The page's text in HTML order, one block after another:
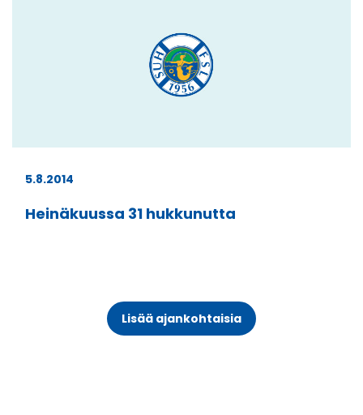
5.8.2014
Heinäkuussa 31 hukkunutta
Lisää ajankohtaisia